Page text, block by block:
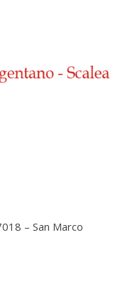
– San Marco